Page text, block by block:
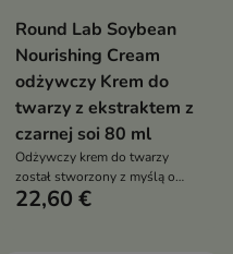
Round Lab Soybean
Nourishing Cream
odżywczy Krem do
twarzy z ekstraktem z
czarnej soi 80 ml
Odżywczy krem do twarzy
został stworzony z myślą o
skórze suchej, mieszanej,
22,60 €